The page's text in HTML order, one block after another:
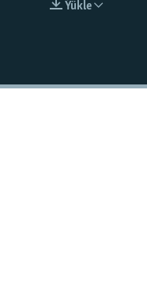
Ýükle